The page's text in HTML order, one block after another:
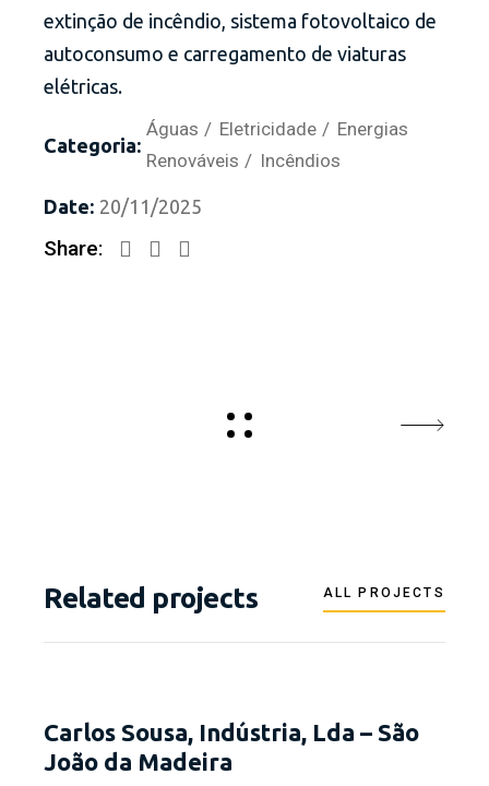
extinção de incêndio, sistema fotovoltaico de
autoconsumo e carregamento de viaturas
elétricas.
Categoria:
Águas Eletricidade
Energias
Renováveis
Incêndios
Date: 20/11/2025
Share:
Related projects ALL PROJECTS
Carlos Sousa, Indústria, Lda – São
João da Madeira